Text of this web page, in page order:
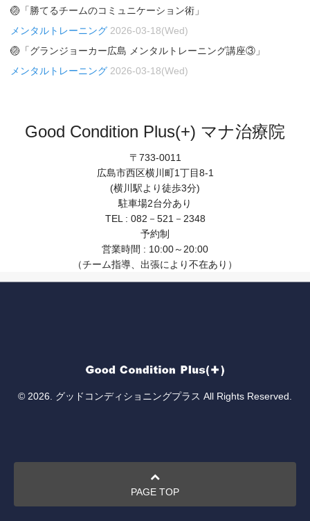
🏐「勝てるチームのコミュニケーション術」
メンタルトレーニング 2026-03-18(Wed)
🏐「グランジョーカー広島 メンタルトレーニング講座③」
メンタルトレーニング 2026-03-18(Wed)
Good Condition Plus(+) マナ治療院
〒733-0011
広島市西区横川町1丁目8-1
(横川駅より徒歩3分)
駐車場2台分あり
TEL : 082－521－2348
予約制
営業時間 : 10:00～20:00
（チーム指導、出張により不在あり）
© 2026. グッドコンディショニングプラス All Rights Reserved.
PAGE TOP